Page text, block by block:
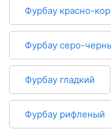
Фурбау красно-
Фурбау серо-
Фурбау гладкий
Фурбау рифленый